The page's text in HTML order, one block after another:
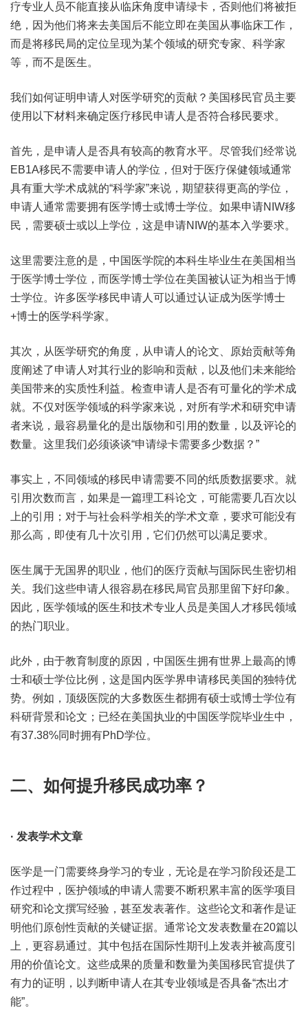
疗专业人员不能直接从临床角度申请绿卡，否则他们将被拒
绝，因为他们将来去美国后不能立即在美国从事临床工作，
而是将移民局的定位呈现为某个领域的研究专家、科学家
等，而不是医生。
我们如何证明申请人对医学研究的贡献？美国移民官员主要
使用以下材料来确定医疗移民申请人是否符合移民要求。
首先，是申请人是否具有较高的教育水平。尽管我们经常说
EB1A移民不需要申请人的学位，但对于医疗保健领域通常
具有重大学术成就的“科学家”来说，期望获得更高的学位，
申请人通常需要拥有医学博士或博士学位。如果申请NIW移
民，需要硕士或以上学位，这是申请NIW的基本入学要求。
这里需要注意的是，中国医学院的本科生毕业生在美国相当
于医学博士学位，而医学博士学位在美国被认证为相当于博
士学位。许多医学移民申请人可以通过认证成为医学博士
+博士的医学科学家。
其次，从医学研究的角度，从申请人的论文、原始贡献等角
度阐述了申请人对其行业的影响和贡献，以及他们未来能给
美国带来的实质性利益。检查申请人是否有可量化的学术成
就。不仅对医学领域的科学家来说，对所有学术和研究申请
者来说，最容易量化的是出版物和引用的数量，以及评论的
数量。这里我们必须谈谈“申请绿卡需要多少数据？”
事实上，不同领域的移民申请需要不同的纸质数据要求。就
引用次数而言，如果是一篇理工科论文，可能需要几百次以
上的引用；对于与社会科学相关的学术文章，要求可能没有
那么高，即使有几十次引用，它们仍然可以满足要求。
医生属于无国界的职业，他们的医疗贡献与国际民生密切相
关。我们这些申请人很容易在移民局官员那里留下好印象。
因此，医学领域的医生和技术专业人员是美国人才移民领域
的热门职业。
此外，由于教育制度的原因，中国医生拥有世界上最高的博
士和硕士学位比例，这是国内医学界申请移民美国的独特优
势。例如，顶级医院的大多数医生都拥有硕士或博士学位有
科研背景和论文；已经在美国执业的中国医学院毕业生中，
有37.38%同时拥有PhD学位。
二、如何提升移民成功率？
· 发表学术文章
医学是一门需要终身学习的专业，无论是在学习阶段还是工
作过程中，医护领域的申请人需要不断积累丰富的医学项目
研究和论文撰写经验，甚至发表著作。这些论文和著作是证
明他们原创性贡献的关键证据。通常论文发表数量在20篇以
上，更容易通过。其中包括在国际性期刊上发表并被高度引
用的价值论文。这些成果的质量和数量为美国移民官提供了
有力的证明，以判断申请人在其专业领域是否具备“杰出才
能”。